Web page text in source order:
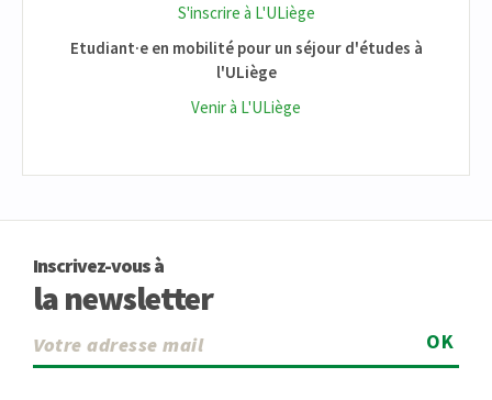
S'inscrire à L'ULiège
Etudiant·e en mobilité pour un séjour d'études à
l'ULiège
Venir à L'ULiège
Inscrivez-vous à
la newsletter
OK